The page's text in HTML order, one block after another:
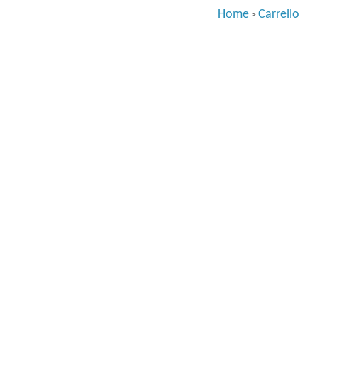
Home > Carrello